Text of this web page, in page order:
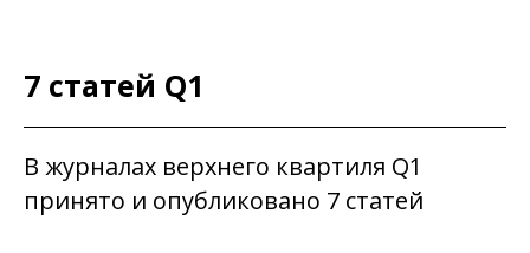
7 статей Q1
В журналах верхнего квартиля Q1
принято и опубликовано 7 статей